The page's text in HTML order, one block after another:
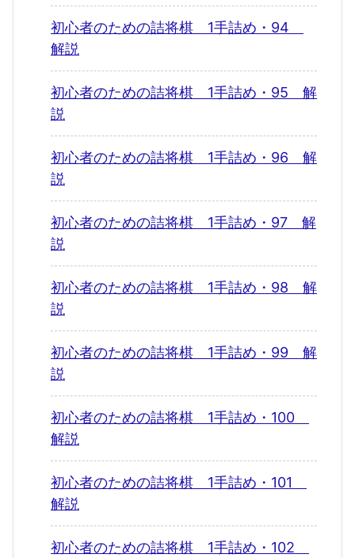
初心者のための詰将棋 1手詰め・94
解説
初心者のための詰将棋 1手詰め・95 解
説
初心者のための詰将棋 1手詰め・96 解
説
初心者のための詰将棋 1手詰め・97 解
説
初心者のための詰将棋 1手詰め・98 解
説
初心者のための詰将棋 1手詰め・99 解
説
初心者のための詰将棋 1手詰め・100
解説
初心者のための詰将棋 1手詰め・101
解説
初心者のための詰将棋 1手詰め・102